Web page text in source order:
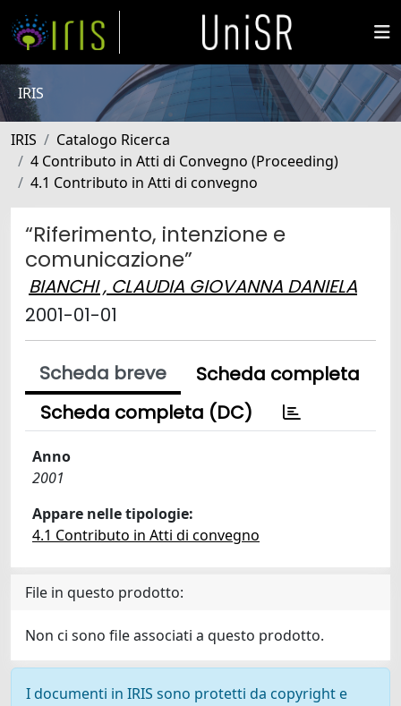
IRIS
IRIS
Catalogo Ricerca
4 Contributo in Atti di Convegno (Proceeding)
4.1 Contributo in Atti di convegno
“Riferimento, intenzione e
comunicazione”
BIANCHI , CLAUDIA GIOVANNA DANIELA
2001-01-01
Scheda breve
Scheda completa
Scheda completa (DC)
Anno
2001
Appare nelle tipologie:
4.1 Contributo in Atti di convegno
File in questo prodotto:
Non ci sono file associati a questo prodotto.
I documenti in IRIS sono protetti da copyright e